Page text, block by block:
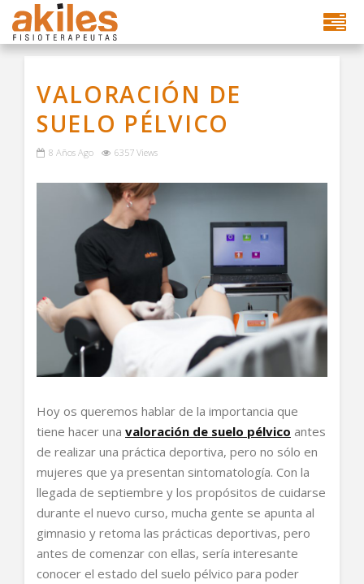
VALORACIÓN DE
SUELO PÉLVICO
8 Años Ago 6357 Views
Hoy os queremos hablar de la importancia que
tiene hacer una valoración de suelo pélvico antes
de realizar una práctica deportiva, pero no sólo en
mujeres que ya presentan sintomatología. Con la
llegada de septiembre y los propósitos de cuidarse
durante el nuevo curso, mucha gente se apunta al
gimnasio y retoma las prácticas deportivas, pero
antes de comenzar con ellas, sería interesante
conocer el estado del suelo pélvico para poder